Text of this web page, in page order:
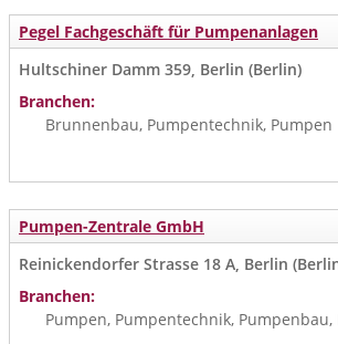
Pegel Fachgeschäft für Pumpenanlagen
Hultschiner Damm 359, Berlin (Berlin)
Branchen:
Brunnenbau, Pumpentechnik, Pumpen
Pumpen-Zentrale GmbH
Reinickendorfer Strasse 18 A, Berlin
Branchen:
Pumpen, Pumpentechnik, Pumpenbau,